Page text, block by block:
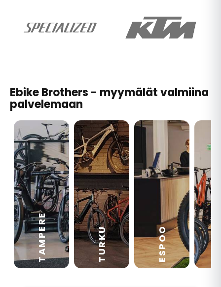
Ebike Brothers - myymälät valmiina
palvelemaan
TAMPERE TURKU ESPOO